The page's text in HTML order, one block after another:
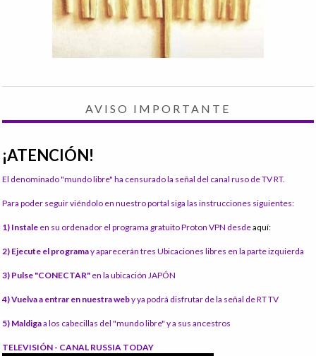
AVISO IMPORTANTE
¡ATENCIÓN!
El denominado "mundo libre" ha censurado la señal del canal ruso de TV RT.
Para poder seguir viéndolo en nuestro portal siga las instrucciones siguientes:
1) Instale en su ordenador el programa gratuito Proton VPN desdeaquí:
2) Ejecute el programay aparecerán tres Ubicaciones libres en la parte izquierda
3) Pulse "CONECTAR" en la ubicación JAPÓN
4) Vuelva a entrar en nuestra weby ya podrá disfrutar de la señal de RT TV
5) Maldigaa los cabecillas del "mundo libre" y a sus ancestros
TELEVISIÓN - CANAL RUSSIA TODAY